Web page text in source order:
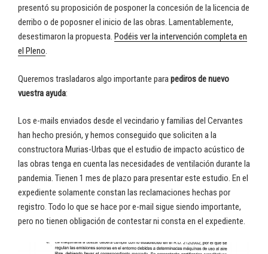
presentó su proposición de posponer la concesión de la licencia de
derribo o de poposner el inicio de las obras. Lamentablemente,
desestimaron la propuesta. Podéis ver la intervención completa en
el Pleno.
Queremos trasladaros algo importante parapediros de nuevo
vuestra ayuda:
Los e-mails enviados desde el vecindario y familias del Cervantes
han hecho presión, y hemos conseguido que soliciten a la
constructora Murias-Urbas que el estudio de impacto acústico de
las obras tenga en cuenta las necesidades de ventilación durante la
pandemia. Tienen 1 mes de plazo para presentar este estudio. En el
expediente solamente constan las reclamaciones hechas por
registro. Todo lo que se hace por e-mail sigue siendo importante,
pero no tienen obligación de contestar ni consta en el expediente.